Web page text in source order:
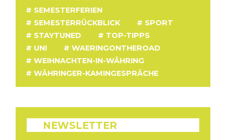
SEMESTERFERIEN
SEMESTERRÜCKBLICK
SPORT
STAYTUNED
TOP-TIPPS
UNI
WAERINGONTHEROAD
WEIHNACHTEN-IN-WÄHRING
WÄHRINGER-KAMINGESPRÄCHE
NEWSLETTER